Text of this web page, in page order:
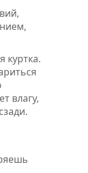
куртка.
влагу,